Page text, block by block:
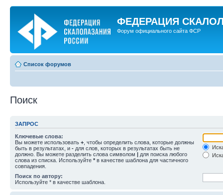
ФЕДЕРАЦИЯ
Форум официального сайта ФСР
Список форумов
Поиск
ЗАПРОС
Ключевые слова:
Вы можете использовать + , чтобы определить слова, которые должны
быть в результатах, и - для слов, которых в результатах быть не
должно. Вы можете разделить слова символом | для поиска любого
слова из списка. Используйте * в качестве шаблона для частичного
совпадения.
Поиск по автору:
Используйте * в качестве шаблона.